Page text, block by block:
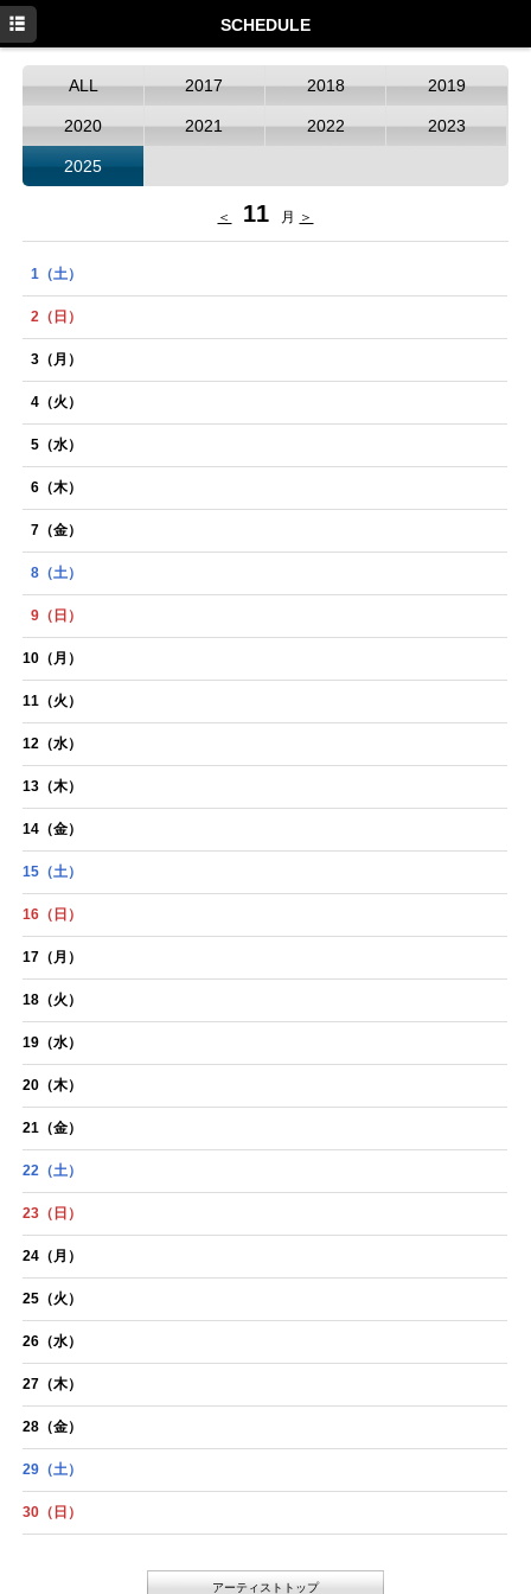
SCHEDULE
ALL 2017 2018 2019
2020 2021 2022 2023
2025
＜ 11 月 ＞
1 （土）
2 （日）
3 （月）
4 （火）
5 （水）
6 （木）
7 （金）
8 （土）
9 （日）
10 （月）
11 （火）
12 （水）
13 （木）
14 （金）
15 （土）
16 （日）
17 （月）
18 （火）
19 （水）
20 （木）
21 （金）
22 （土）
23 （日）
24 （月）
25 （火）
26 （水）
27 （木）
28 （金）
29 （土）
30 （日）
アーティストトップ
NEWS
DISCOGRAPHY
GOODS